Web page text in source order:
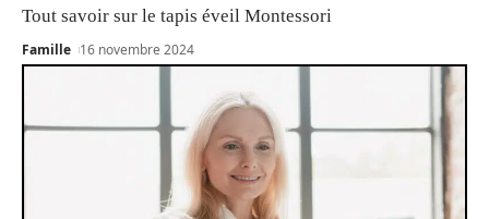
Tout savoir sur le tapis éveil Montessori
Famille 16 novembre 2024